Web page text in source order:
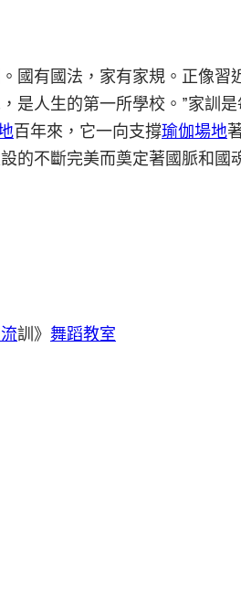
國有國法，家有家規。正像習
是人生的第一所學校。”家訓
百年來，它一向支撐瑜伽場地
的不斷完美而奠定著國脈和國
訓》 舞蹈教室